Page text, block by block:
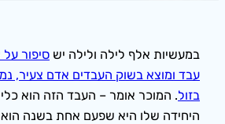
במעשיות אלף לילה ולילה יש סיפור
עבד ומוצא בשוק העבדים אדם צעיר,
בזול. המוכר אומר – העבד הזה הוא
היחידה שלו היא שפעם אחת בשנה